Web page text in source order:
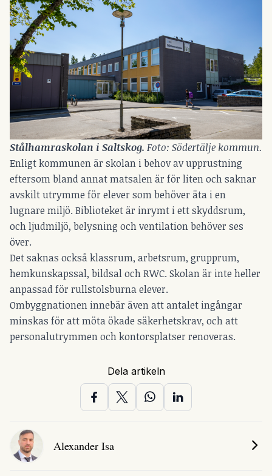
Stålhamraskolan i Saltskog. Foto: Södertälje kommun.
Enligt kommunen är skolan i behov av upprustning
eftersom bland annat matsalen är för liten och saknar
avskilt utrymme för elever som behöver äta i en
lugnare miljö. Biblioteket är inrymt i ett skyddsrum,
och ljudmiljö, belysning och ventilation behöver ses
över.
Det saknas också klassrum, arbetsrum, grupprum,
hemkunskapssal, bildsal och RWC. Skolan är inte heller
anpassad för rullstolsburna elever.
Ombyggnationen innebär även att antalet ingångar
minskas för att möta ökade säkerhetskrav, och att
personalutrymmen och kontorsplatser renoveras.
Dela artikeln
Alexander Isa